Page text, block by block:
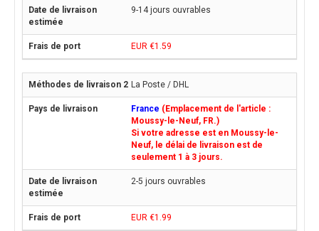
9-14 jours ouvrables
EUR €1.59
La Poste / DHL
France (Emplacement de l'article :
Moussy-le-Neuf, FR.)
Si votre adresse est en Moussy-le-
Neuf, le délai de livraison est de
seulement 1 à 3 jours.
2-5 jours ouvrables
EUR €1.99